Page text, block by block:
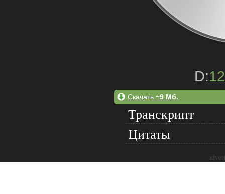
D:
Скачать ~9 Мб.
Транскрипт
Цитаты